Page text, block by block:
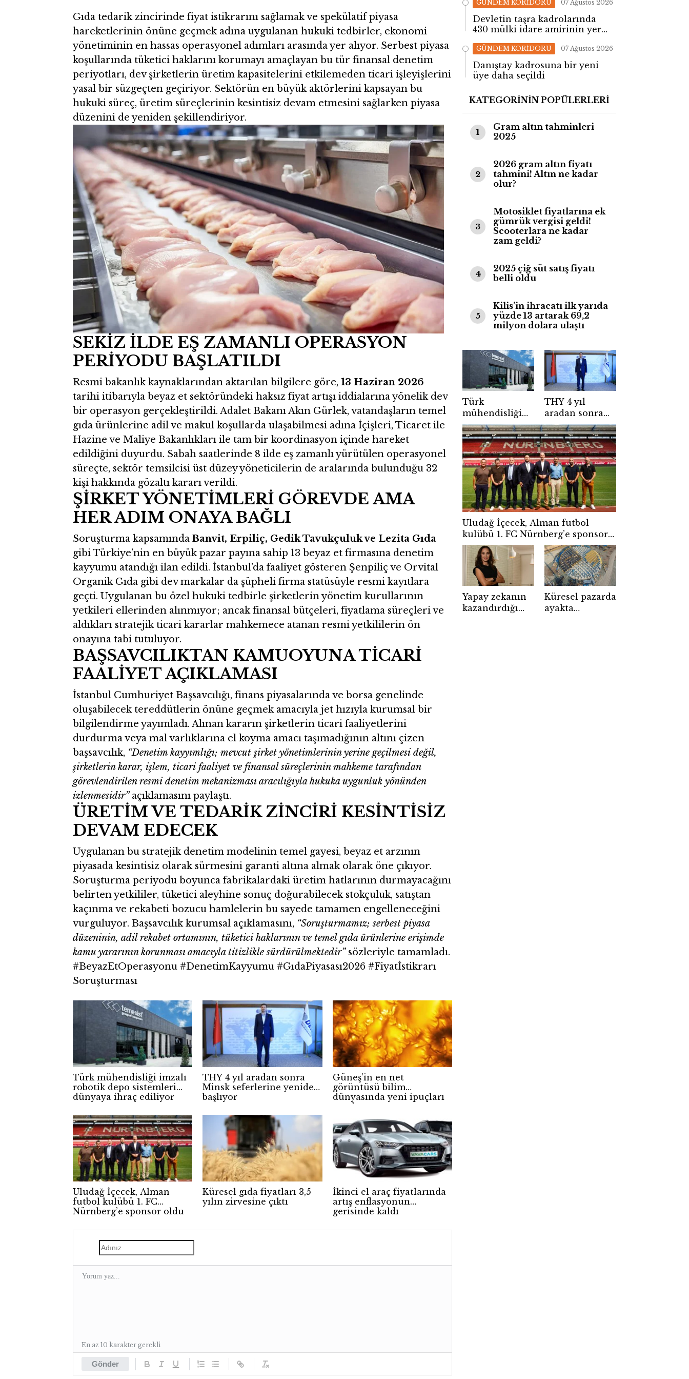
Gıda tedarik zincirinde fiyat istikrarını sağlamak ve spekülatif piyasa
hareketlerinin önüne geçmek adına uygulanan hukuki tedbirler, ekonomi
yönetiminin en hassas operasyonel adımları arasında yer alıyor. Serbest piyasa
koşullarında tüketici haklarını korumayı amaçlayan bu tür finansal denetim
periyotları, dev şirketlerin üretim kapasitelerini etkilemeden ticari işleyişlerini
yasal bir süzgeçten geçiriyor. Sektörün en büyük aktörlerini kapsayan bu
hukuki süreç, üretim süreçlerinin kesintisiz devam etmesini sağlarken piyasa
düzenini de yeniden şekillendiriyor.
SEKİZ İLDE EŞ ZAMANLI OPERASYON
PERİYODU BAŞLATILDI
Resmi bakanlık kaynaklarından aktarılan bilgilere göre, 13 Haziran 2026
tarihi itibarıyla beyaz et sektöründeki haksız fiyat artışı iddialarına yönelik dev
bir operasyon gerçekleştirildi. Adalet Bakanı Akın Gürlek, vatandaşların temel
gıda ürünlerine adil ve makul koşullarda ulaşabilmesi adına İçişleri, Ticaret ile
Hazine ve Maliye Bakanlıkları ile tam bir koordinasyon içinde hareket
edildiğini duyurdu. Sabah saatlerinde 8 ilde eş zamanlı yürütülen operasyonel
süreçte, sektör temsilcisi üst düzey yöneticilerin de aralarında bulunduğu 32
kişi hakkında gözaltı kararı verildi.
ŞİRKET YÖNETİMLERİ GÖREVDE AMA
HER ADIM ONAYA BAĞLI
Soruşturma kapsamında Banvit, Erpiliç, Gedik Tavukçuluk ve Lezita Gıda
gibi Türkiye’nin en büyük pazar payına sahip 13 beyaz et firmasına denetim
kayyumu atandığı ilan edildi. İstanbul’da faaliyet gösteren Şenpiliç ve Orvital
Organik Gıda gibi dev markalar da şüpheli firma statüsüyle resmi kayıtlara
geçti. Uygulanan bu özel hukuki tedbirle şirketlerin yönetim kurullarının
yetkileri ellerinden alınmıyor; ancak finansal bütçeleri, fiyatlama süreçleri ve
aldıkları stratejik ticari kararlar mahkemece atanan resmi yetkililerin ön
onayına tabi tutuluyor.
BAŞSAVCILIKTAN KAMUOYUNA TİCARİ
FAALİYET AÇIKLAMASI
İstanbul Cumhuriyet Başsavcılığı, finans piyasalarında ve borsa genelinde
oluşabilecek tereddütlerin önüne geçmek amacıyla jet hızıyla kurumsal bir
bilgilendirme yayımladı. Alınan kararın şirketlerin ticari faaliyetlerini
durdurma veya mal varlıklarına el koyma amacı taşımadığının altını çizen
başsavcılık, “Denetim kayyımlığı; mevcut şirket yönetimlerinin yerine geçilmesi değil,
şirketlerin karar, işlem, ticari faaliyet ve finansal süreçlerinin mahkeme tarafından
görevlendirilen resmi denetim mekanizması aracılığıyla hukuka uygunluk yönünden
izlenmesidir”açıklamasını paylaştı.
ÜRETİM VE TEDARİK ZİNCİRİ KESİNTİSİZ
DEVAM EDECEK
Uygulanan bu stratejik denetim modelinin temel gayesi, beyaz et arzının
piyasada kesintisiz olarak sürmesini garanti altına almak olarak öne çıkıyor.
Soruşturma periyodu boyunca fabrikalardaki üretim hatlarının durmayacağını
belirten yetkililer, tüketici aleyhine sonuç doğurabilecek stokçuluk, satıştan
kaçınma ve rekabeti bozucu hamlelerin bu sayede tamamen engelleneceğini
vurguluyor. Başsavcılık kurumsal açıklamasını, “Soruşturmamız; serbest piyasa
düzeninin, adil rekabet ortamının, tüketici haklarının ve temel gıda ürünlerine erişimde
kamu yararının korunması amacıyla titizlikle sürdürülmektedir”sözleriyle tamamladı.
#BeyazEtOperasyonu #DenetimKayyumu #GıdaPiyasası2026 #Fiyatİstikrarı
Soruşturması
Türk mühendisliği imzalı
robotik depo sistemleri
dünyaya ihraç ediliyor
THY 4 yıl aradan sonra
Minsk seferlerine yeniden
başlıyor
Güneş’in en net
görüntüsü bilim
dünyasında yeni ipuçları
sundu
Uludağ İçecek, Alman
futbol kulübü 1. FC
Nürnberg’e sponsor oldu
Küresel gıda fiyatları 3,5
yılın zirvesine çıktı
İkinci el araç fiyatlarında
artış enflasyonun
gerisinde kaldı
Gönder
En az 10 karakter gerekli
GÜNDEM KORİDORU 07 Ağustos 2026
Devletin taşra kadrolarında
430 mülki idare amirinin yeri
GÜNDEM KORİDORU 07 Ağustos 2026
Danıştay kadrosuna bir yeni
üye daha seçildi
KATEGORİNİN POPÜLERLERİ
1
Gram altın tahminleri
2025
2
2026 gram altın fiyatı
tahmini! Altın ne kadar
olur?
3
Motosiklet fiyatlarına ek
gümrük vergisi geldi!
Scooterlara ne kadar
zam geldi?
4
2025 çiğ süt satış fiyatı
belli oldu
5
Kilis’in ihracatı ilk yarıda
yüzde 13 artarak 69,2
milyon dolara ulaştı
Türk
mühendisliği
imzalı robotik
depo sistemleri
dünyaya ihraç
ediliyor
THY 4 yıl
aradan sonra
Minsk
seferlerine
yeniden
başlıyor
Uludağ İçecek, Alman futbol
kulübü 1. FC Nürnberg’e sponsor
oldu
Yapay zekanın
kazandırdığı
Küresel pazarda
ayakta